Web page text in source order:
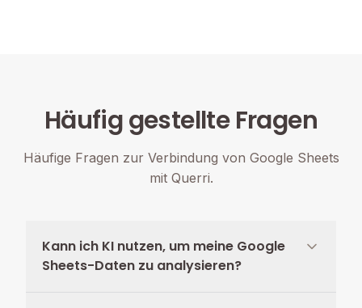
Häufig gestellte Fragen
Häufige Fragen zur Verbindung von Google Sheets
mit Querri.
Kann ich KI nutzen, um meine Google
Sheets-Daten zu analysieren?